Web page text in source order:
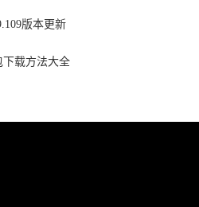
版本更新
下载方法大全